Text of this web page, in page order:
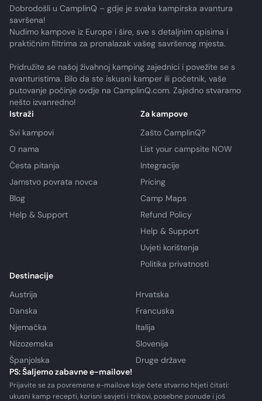
Dobrodošli u CamplinQ – gdje je svaka kampirska avantura
savršena!
Nudimo kampove iz Europe i šire, sve s detaljnim opisima i
praktičnim filtrima za pronalazak vašeg savršenog mjesta.
Pridružite se našoj živahnoj kamping zajednici i povežite se s
avanturistima. Bilo da ste iskusni kamper ili početnik, vaše
putovanje počinje ovdje na CamplinQ.com. Zajedno stvaramo
nešto izvanredno!
Istraži
Svi kampovi
O nama
Česta pitanja
Jamstvo povrata novca
Blog
Help & Support
Za kampove
Zašto CamplinQ?
List your campsite NOW
Integracije
Pricing
Camp Maps
Refund Policy
Help & Support
Uvjeti korištenja
Politika privatnosti
Destinacije
Austrija
Hrvatska
Danska
Francuska
Njemačka
Italija
Nizozemska
Slovenija
Španjolska
Druge države
PS: Šaljemo zabavne e-mailove!
Prijavite se za povremene e-mailove koje ćete stvarno htjeti čitati:
ukusni kamp recepti, korisni savjeti i trikovi, posebne ponude i još